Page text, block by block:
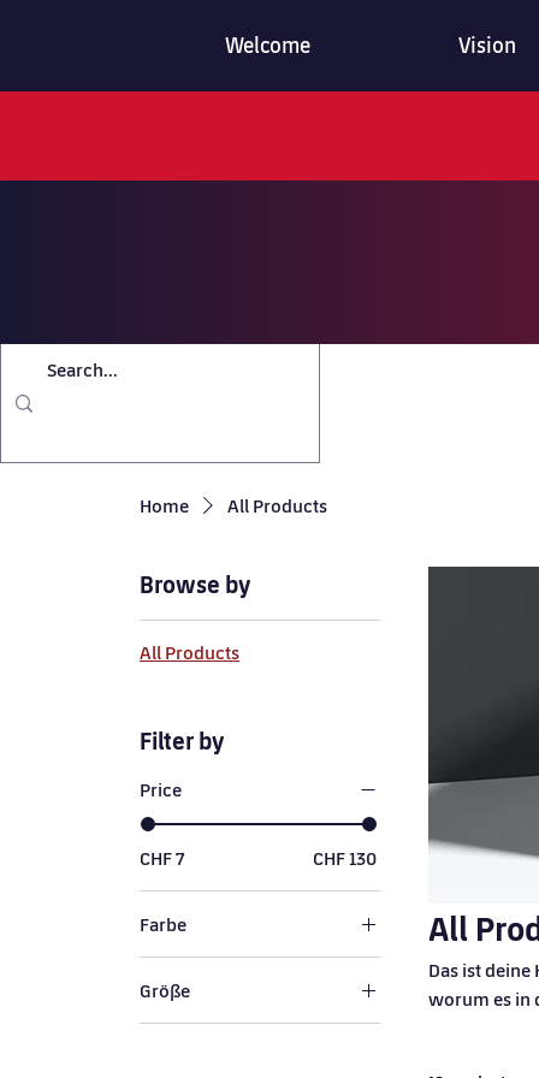
Welcome Vision
Home All Products
Browse by
All Products
Filter by
Price
CHF 7 CHF 130
Farbe
Größe
All
Das ist
worum es in